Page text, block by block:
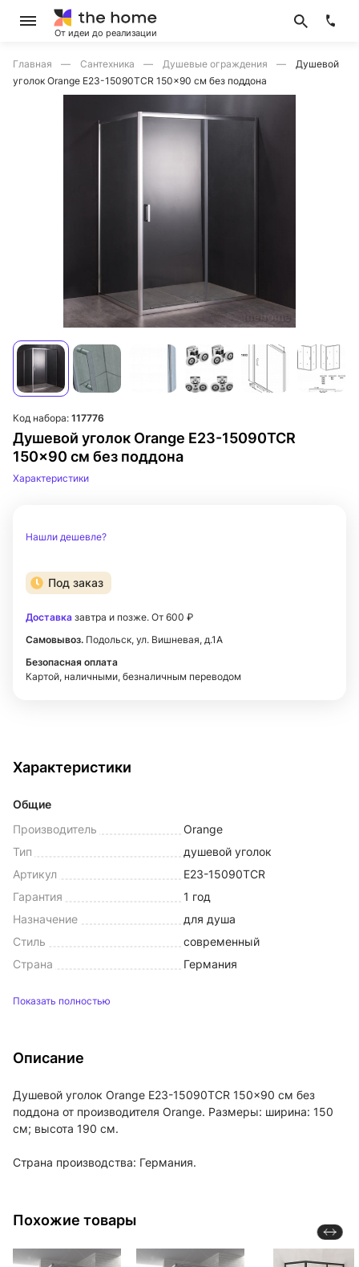
От идеи до реализации
Главная Сантехника Душевые ограждения
Душевой
уголок Orange E23-15090TCR 150x90 см без поддона
Душевой уголок Orange E23-15090TCR
150x90 см без поддона
Код набора: 117776
Характеристики
Нашли дешевле?
Под заказ
Доставка завтра и позже. От 600 ₽
Самовывоз. Подольск, ул. Вишневая, д.1А
Безопасная оплата
Картой, наличными, безналичным переводом
Характеристики
Общие
Производитель
Orange
Тип
душевой уголок
Артикул
E23-15090TCR
Гарантия
1 год
Назначение
для душа
Стиль
современный
Страна
Германия
Показать полностью
Описание
Душевой уголок Orange E23-15090TCR 150x90 см без
поддона от производителя Orange. Размеры: ширина: 150
см; высота 190 см.
Страна производства: Германия.
Похожие товары